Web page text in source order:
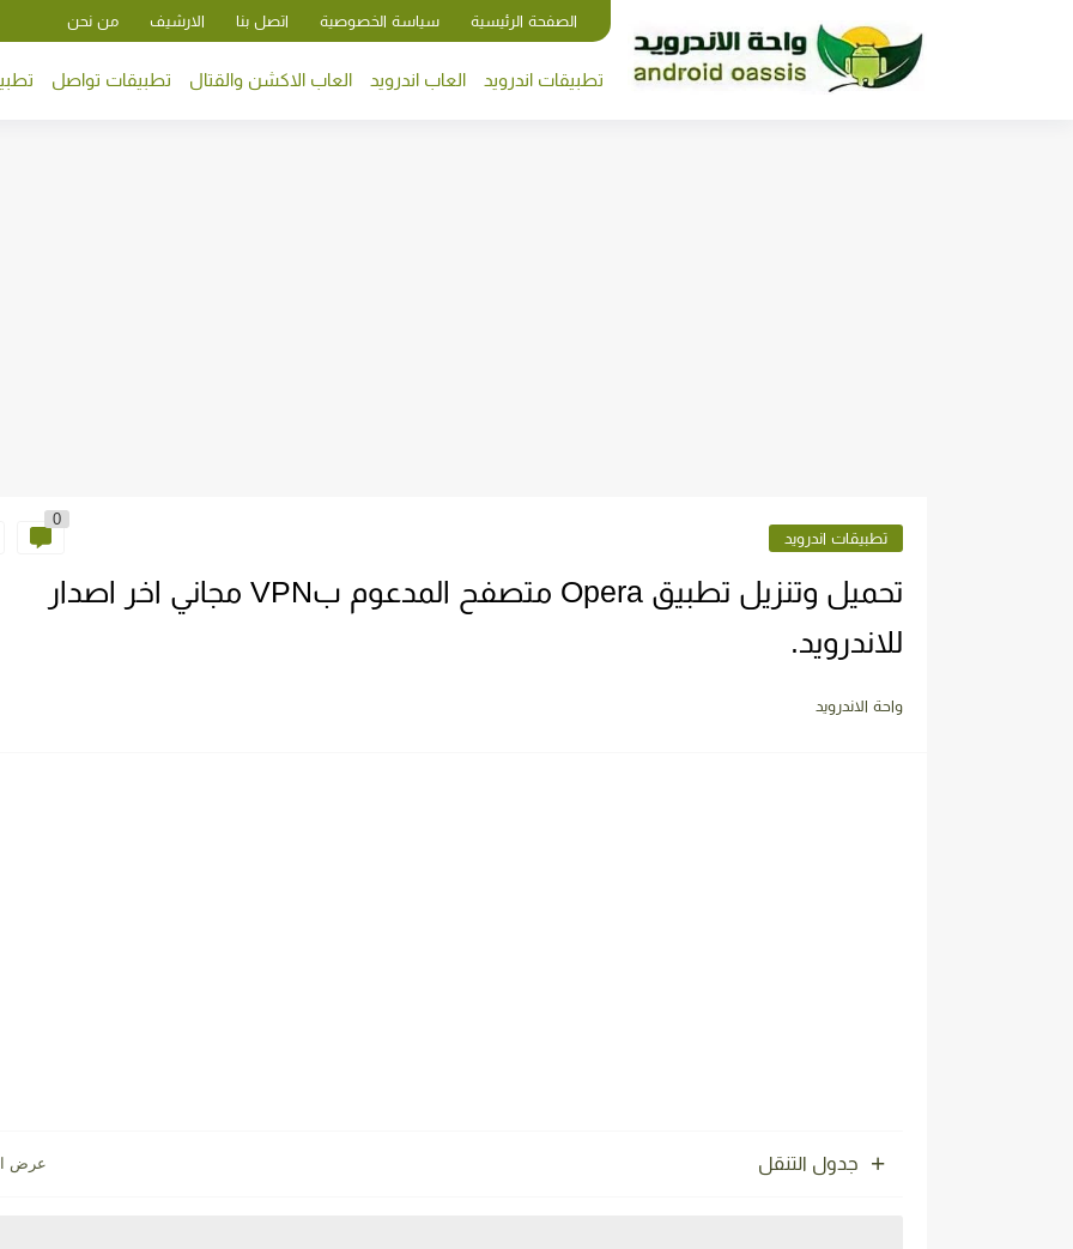
الصفحة الرئيسية سياسة الخصوصية اتصل بنا الارشيف من نحن
تطبيقات اندرويد العاب اندرويد العاب الاكشن والقتال تطبيقات تواصل
تطبيقات اندرويد
0
تحميل وتنزيل تطبيق Opera متصفح المدعوم بVPN مجاني اخر اصدار
للاندرويد.
واحة الاندرويد
جدول التنقل